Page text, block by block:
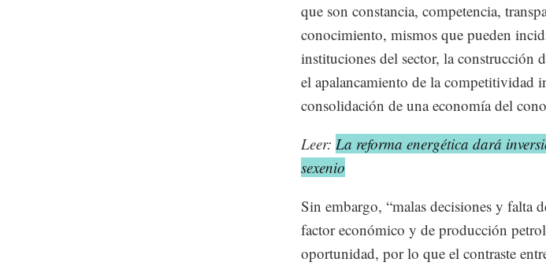
que son constancia, competencia,
conocimiento, mismos que pueden
instituciones del sector, la construcción
el apalancamiento de la competitividad
consolidación de una economía del
Leer: La reforma energética dará
sexenio
Sin embargo, “malas decisiones y falta
factor económico y de producción
oportunidad, por lo que el contraste